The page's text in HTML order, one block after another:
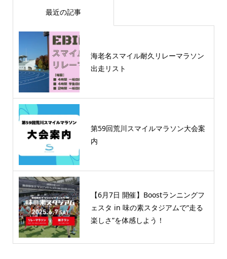
最近の記事
海老名スマイル耐久リレーマラソン
出走リスト
第59回荒川スマイルマラソン大会案
内
【6月7日 開催】Boostランニングフ
ェスタ in 味の素スタジアムで“走る
楽しさ”を体感しよう！